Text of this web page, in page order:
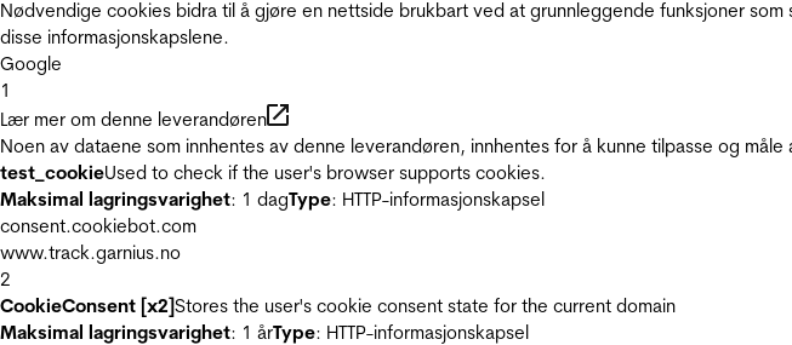
Nødvendige cookies bidra til å gjøre en nettside brukbart ved at grunnleggende funksjoner
disse informasjonskapslene.
Google
1
Lær mer om denne leverandøren
Noen av dataene som innhentes av denne leverandøren, innhentes for å kunne tilpasse og
test_cookieUsed to check if the user's browser supports cookies.
Maksimal lagringsvarighet: 1 dagType: HTTP-informasjonskapsel
consent.cookiebot.com
www.track.garnius.no
2
CookieConsent [x2]Stores the user's cookie consent state for the current domain
Maksimal lagringsvarighet: 1 årType: HTTP-informasjonskapsel